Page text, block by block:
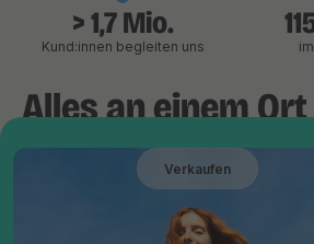
> 1,7 Mio.
Kund:innen begleiten uns
Alles an einem Ort
Verkaufen